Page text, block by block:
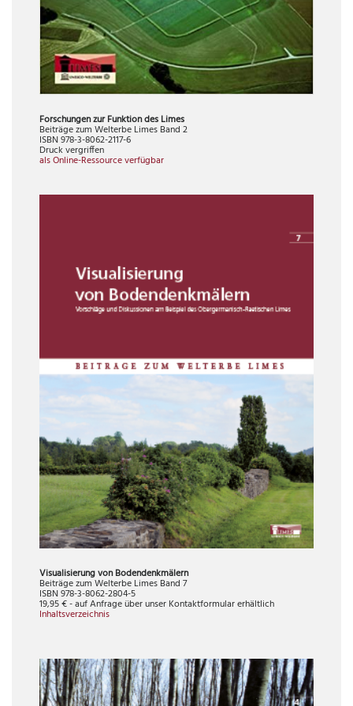
Forschungen zur Funktion des Limes
Beiträge zum Welterbe Limes Band 2
ISBN 978-3-8062-2117-6
Druck vergriffen
als Online-Ressource verfügbar
Visualisierung von Bodendenkmälern
Beiträge zum Welterbe Limes Band 7
ISBN 978-3-8062-2804-5
19,95 € - auf Anfrage über unser Kontaktformular erhältlich
Inhaltsverzeichnis